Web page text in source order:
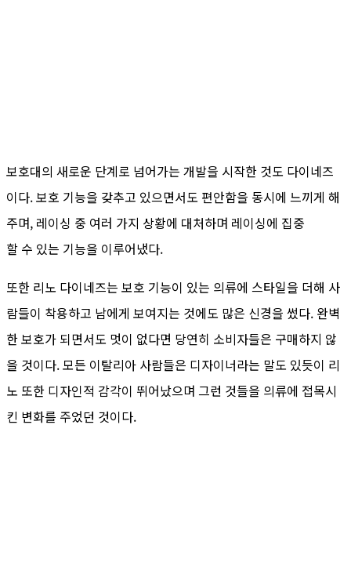
보호대의 새로운 단계로 넘어가는 개발을 시작한 것도 다이네즈
이다. 보호 기능을 갖추고 있으면서도 편안함을 동시에 느끼게 해
주며, 레이싱 중 여러 가지 상황에 대처하며 레이싱에 집중
할 수 있는 기능을 이루어냈다.
또한 리노 다이네즈는 보호 기능이 있는 의류에 스타일을 더해 사
람들이 착용하고 남에게 보여지는 것에도 많은 신경을 썼다. 완벽
한 보호가 되면서도 멋이 없다면 당연히 소비자들은 구매하지 않
을 것이다. 모든 이탈리아 사람들은 디자이너라는 말도 있듯이 리
노 또한 디자인적 감각이 뛰어났으며 그런 것들을 의류에 접목시
킨 변화를 주었던 것이다.